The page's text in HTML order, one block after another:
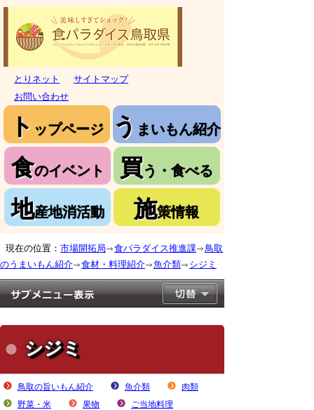
とりネット
サイトマップ
お問い合わせ
ト ップページ う まいもん紹介
食のイベント 買う・食べる
地産地消活動 施策情報
現在の位置： 市場開拓局 食パラダイス推進課
鳥取
のうまいもん紹介
食材・料理紹介 魚介類 シジミ
シジミ
鳥取の旨いもん紹介 魚介類
肉類
野菜・米
果物
ご当地料理